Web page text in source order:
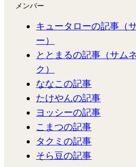
メンバー
キュータローの記事（
ー）
ととまるの記事（サム
ク）
ななこの記事
たけやんの記事
ヨッシーの記事
こまつの記事
タクミの記事
そら豆の記事